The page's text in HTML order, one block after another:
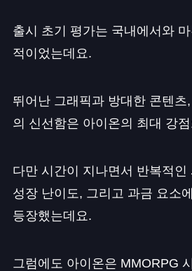
출시 초기 평가는 국내에서와
적이었는데요.
뛰어난 그래픽과 방대한 콘텐츠
의 신선함은 아이온의 최대 강
다만 시간이 지나면서 반복적인
성장 난이도, 그리고 과금 요소
등장했는데요.
그럼에도 아이온은 MMORPG